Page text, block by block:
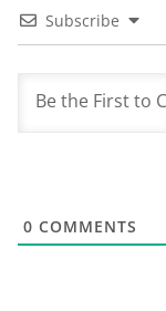
Subscribe
0 COMMENTS